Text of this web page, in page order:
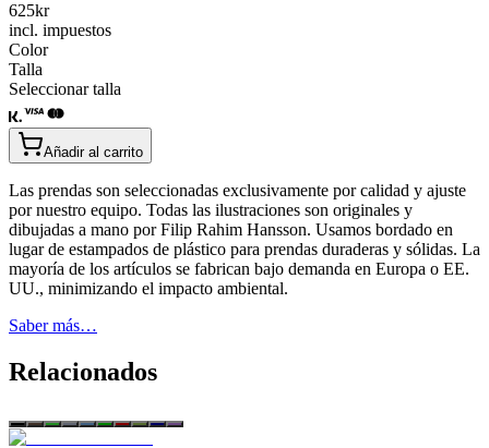
625kr
incl. impuestos
Color
Talla
Seleccionar talla
Añadir al carrito
Las prendas son seleccionadas exclusivamente por calidad y ajuste
por nuestro equipo. Todas las ilustraciones son originales y
dibujadas a mano por Filip Rahim Hansson. Usamos bordado en
lugar de estampados de plástico para prendas duraderas y sólidas. La
mayoría de los artículos se fabrican bajo demanda en Europa o EE.
UU., minimizando el impacto ambiental.
Saber más…
Relacionados